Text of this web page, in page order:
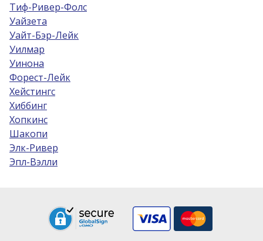
Тиф-Ривер-Фолс
Уайзета
Уайт-Бэр-Лейк
Уилмар
Уинона
Форест-Лейк
Хейстингс
Хиббинг
Хопкинс
Шакопи
Элк-Ривер
Эпл-Вэлли